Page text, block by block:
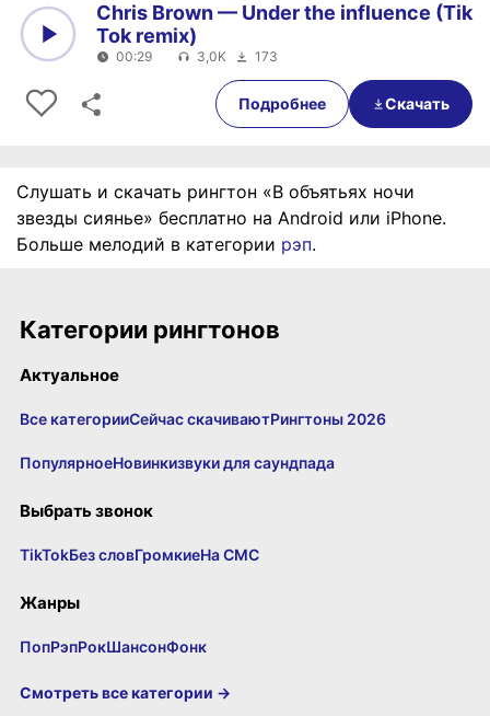
00:29
Chris Brown — Under the influence (Tik
Tok remix)
00:29 3,0K 173
Подробнее Скачать
Слушать и скачать рингтон «В объятьях ночи
звезды сиянье» бесплатно на Android или iPhone.
Больше мелодий в категории рэп.
Категории рингтонов
Актуальное
Все категорииСейчас скачиваютРингтоны 2026
ПопулярноеНовинкизвуки для саундпада
Выбрать звонок
TikTokБез словГромкиеНа СМС
Жанры
ПопРэпРокШансонФонк
Смотреть все категории →